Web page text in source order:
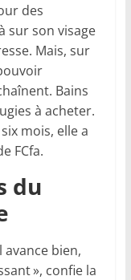
des
sur son visage
Mais, sur
Bains
à acheter.
mois, elle a
FCfa.
du
avance bien,
», confie la